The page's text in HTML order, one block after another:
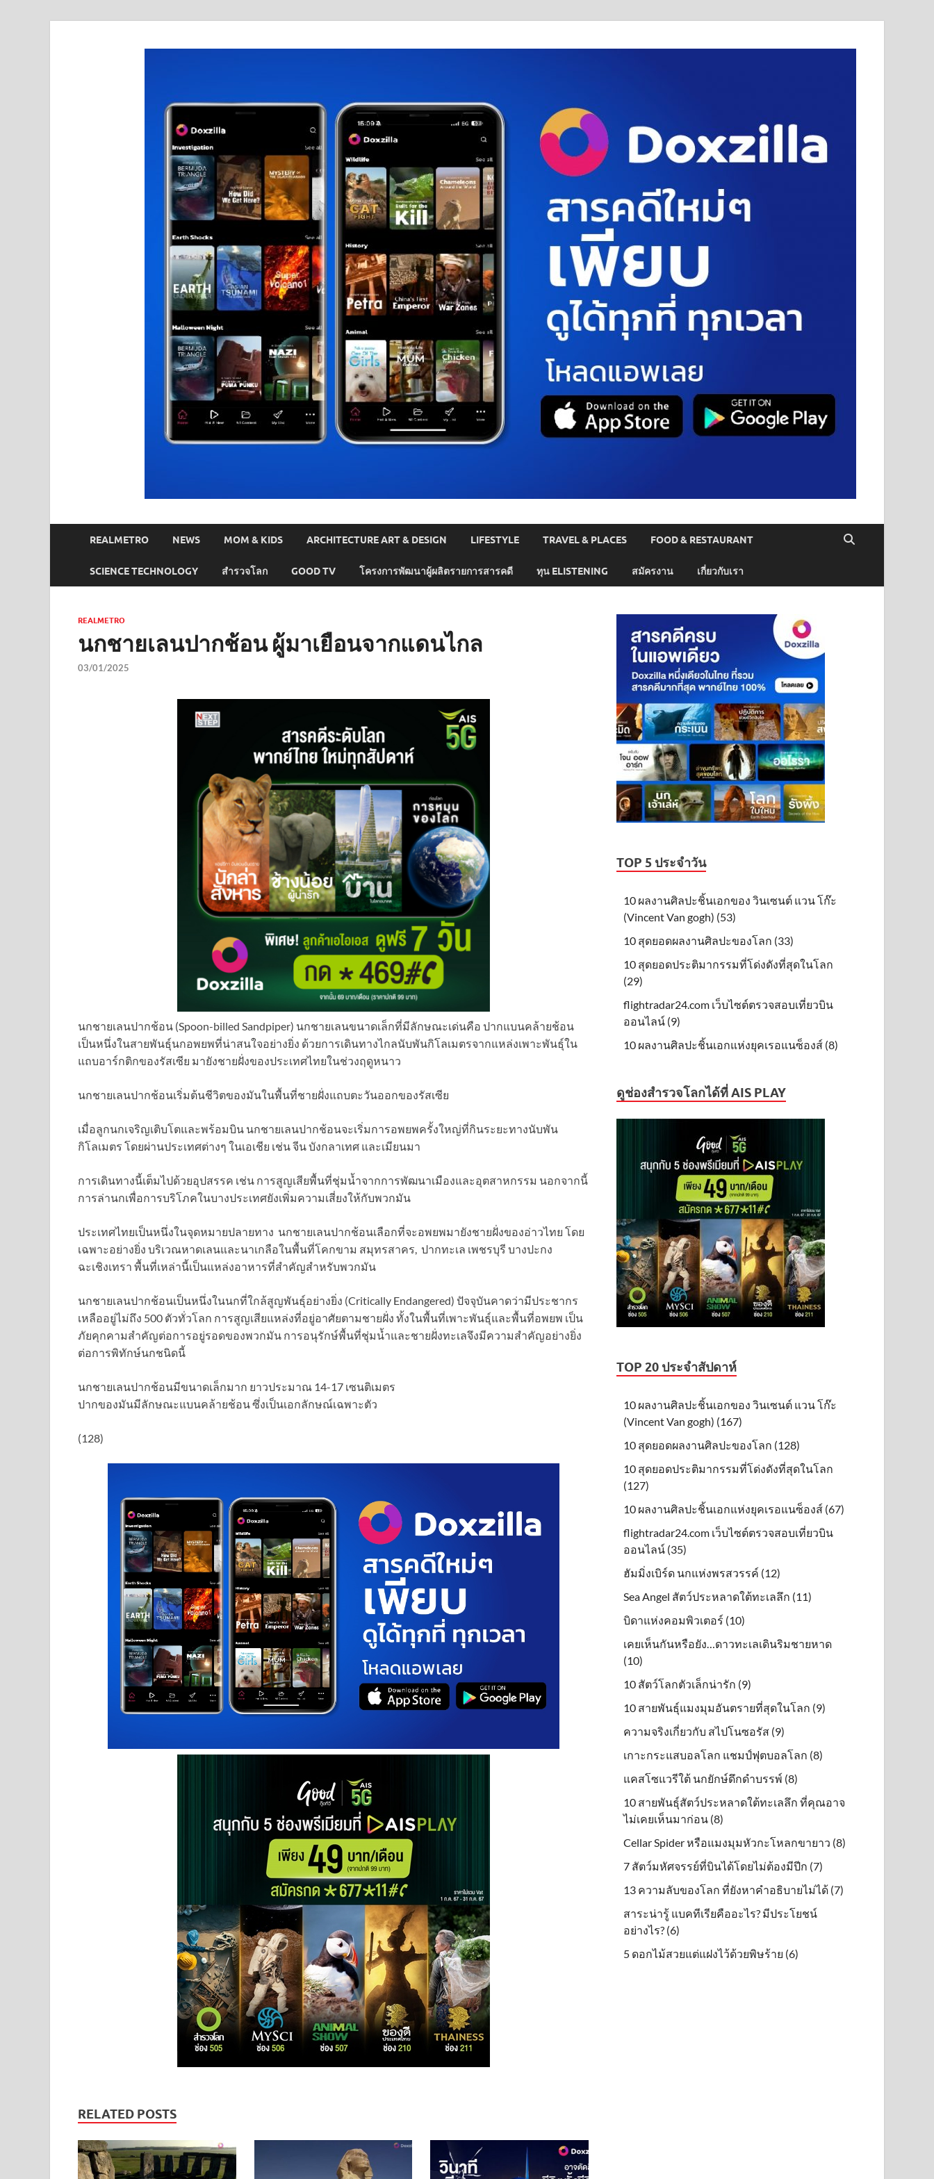
REALMETRO NEWS MOM & KIDS ARCHITECTURE ART & DESIGN LIFESTYLE TRAVEL & PLACES FOOD & RESTAURANT
SCIENCE TECHNOLOGY สำรวจโลก GOOD TV โครงการพัฒนาผู้ผลิตรายการสารคดี ทุน ELISTENING สมัครงาน เกี่ยวกับเรา
REALMETRO
นกชายเลนปากช้อน ผู้มาเยือนจากแดนไกล
03/01/2025
นกชายเลนปากช้อน (Spoon-billed Sandpiper) นกชายเลนขนาดเล็กที่มีลักษณะเด่นคือ ปากแบนคล้ายช้อน
เป็นหนึ่งในสายพันธุ์นกอพยพที่น่าสนใจอย่างยิ่ง ด้วยการเดินทางไกลนับพันกิโลเมตรจากแหล่งเพาะพันธุ์ใน
แถบอาร์กติกของรัสเซีย มายังชายฝั่งของประเทศไทยในช่วงฤดูหนาว
นกชายเลนปากช้อนเริ่มต้นชีวิตของมันในพื้นที่ชายฝั่งแถบตะวันออกของรัสเซีย
เมื่อลูกนกเจริญเติบโตและพร้อมบิน นกชายเลนปากช้อนจะเริ่มการอพยพครั้งใหญ่ที่กินระยะทางนับพัน
กิโลเมตร โดยผ่านประเทศต่างๆ ในเอเชีย เช่น จีน บังกลาเทศ และเมียนมา
การเดินทางนี้เต็มไปด้วยอุปสรรค เช่น การสูญเสียพื้นที่ชุ่มน้ำจากการพัฒนาเมืองและอุตสาหกรรม นอกจากนี้
การล่านกเพื่อการบริโภคในบางประเทศยังเพิ่มความเสี่ยงให้กับพวกมัน
ประเทศไทยเป็นหนึ่งในจุดหมายปลายทาง นกชายเลนปากช้อนเลือกที่จะอพยพมายังชายฝั่งของอ่าวไทย โดย
เฉพาะอย่างยิ่ง บริเวณหาดเลนและนาเกลือในพื้นที่โคกขาม สมุทรสาคร, ปากทะเล เพชรบุรี บางปะกง
ฉะเชิงเทรา พื้นที่เหล่านี้เป็นแหล่งอาหารที่สำคัญสำหรับพวกมัน
นกชายเลนปากช้อนเป็นหนึ่งในนกที่ใกล้สูญพันธุ์อย่างยิ่ง (Critically Endangered) ปัจจุบันคาดว่ามีประชากร
เหลืออยู่ไม่ถึง 500 ตัวทั่วโลก การสูญเสียแหล่งที่อยู่อาศัยตามชายฝั่ง ทั้งในพื้นที่เพาะพันธุ์และพื้นที่อพยพ เป็น
ภัยคุกคามสำคัญต่อการอยู่รอดของพวกมัน การอนุรักษ์พื้นที่ชุ่มน้ำและชายฝั่งทะเลจึงมีความสำคัญอย่างยิ่ง
ต่อการพิทักษ์นกชนิดนี้
นกชายเลนปากช้อนมีขนาดเล็กมาก ยาวประมาณ 14-17 เซนติเมตร
ปากของมันมีลักษณะแบนคล้ายช้อน ซึ่งเป็นเอกลักษณ์เฉพาะตัว
(128)
RELATED POSTS
TOP 5 ประจำวัน
10 ผลงานศิลปะชิ้นเอกของ วินเซนต์ แวน โก๊ะ
(Vincent Van gogh) (53)
10 สุดยอดผลงานศิลปะของโลก (33)
10 สุดยอดประติมากรรมที่โด่งดังที่สุดในโลก
(29)
flightradar24.com เว็บไซต์ตรวจสอบเที่ยวบิน
ออนไลน์ (9)
10 ผลงานศิลปะชิ้นเอกแห่งยุคเรอแนซ็องส์ (8)
ดูช่องสำรวจโลกได้ที่ AIS PLAY
TOP 20 ประจำสัปดาห์
10 ผลงานศิลปะชิ้นเอกของ วินเซนต์ แวน โก๊ะ
(Vincent Van gogh) (167)
10 สุดยอดผลงานศิลปะของโลก (128)
10 สุดยอดประติมากรรมที่โด่งดังที่สุดในโลก
(127)
10 ผลงานศิลปะชิ้นเอกแห่งยุคเรอแนซ็องส์ (67)
flightradar24.com เว็บไซต์ตรวจสอบเที่ยวบิน
ออนไลน์ (35)
ฮัมมิ่งเบิร์ด นกแห่งพรสวรรค์ (12)
Sea Angel สัตว์ประหลาดใต้ทะเลลึก (11)
บิดาแห่งคอมพิวเตอร์ (10)
เคยเห็นกันหรือยัง…ดาวทะเลเดินริมชายหาด
(10)
10 สัตว์โลกตัวเล็กน่ารัก (9)
10 สายพันธุ์แมงมุมอันตรายที่สุดในโลก (9)
ความจริงเกี่ยวกับ สไปโนซอรัส (9)
เกาะกระแสบอลโลก แชมป์ฟุตบอลโลก (8)
แคสโซแวรีใต้ นกยักษ์ดึกดําบรรพ์ (8)
10 สายพันธุ์สัตว์ประหลาดใต้ทะเลลึก ที่คุณอาจ
ไม่เคยเห็นมาก่อน (8)
Cellar Spider หรือแมงมุมหัวกะโหลกขายาว (8)
7 สัตว์มหัศจรรย์ที่บินได้โดยไม่ต้องมีปีก (7)
13 ความลับของโลก ที่ยังหาคำอธิบายไม่ได้ (7)
สาระน่ารู้ แบคทีเรียคืออะไร? มีประโยชน์
อย่างไร? (6)
5 ดอกไม้สวยแต่แฝงไว้ด้วยพิษร้าย (6)